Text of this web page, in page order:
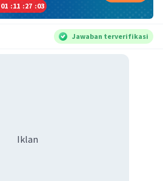
01 :11 :27 :03
Jawaban terverifikasi
Iklan